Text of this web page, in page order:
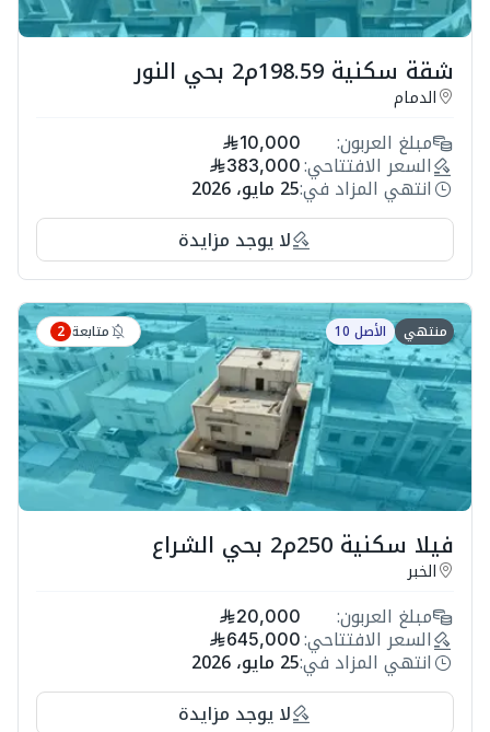
شقة سكنية 198.59م2 بحي النور
الدمام
مبلغ العربون: 10,000
السعر الافتتاحي: 383,000
انتهي المزاد في:25 مايو، 2026
لا يوجد مزايدة
منتهي الأصل 10 متابعة 2
فيلا سكنية 250م2 بحي الشراع
الخبر
مبلغ العربون: 20,000
السعر الافتتاحي: 645,000
انتهي المزاد في:25 مايو، 2026
لا يوجد مزايدة